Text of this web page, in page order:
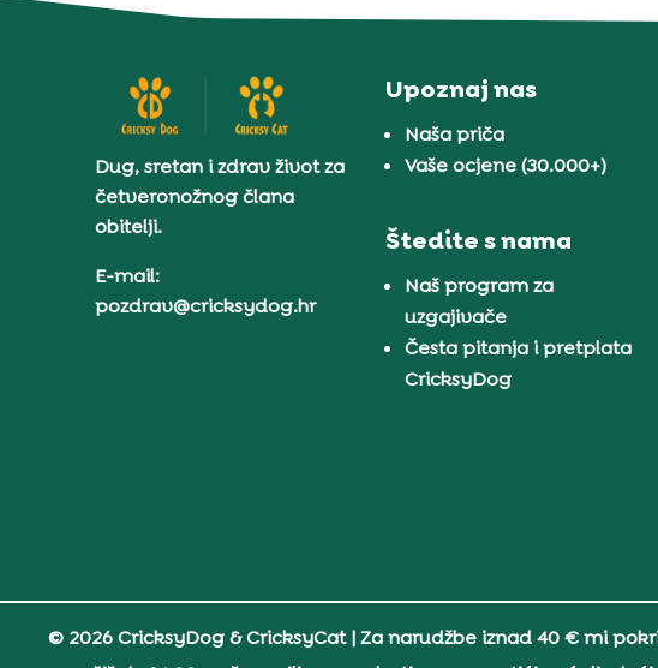
Dug, sretan i zdrav život za
četveronožnog člana
obitelji.
E-mail:
pozdrav@cricksydog.hr
Upoznaj nas
Naša priča
Vaše ocjene (30.000+)
Štedite s nama
Naš program za
uzgajivače
Česta pitanja i pretplata
CricksyDog
© 2026 CricksyDog & CricksyCat| Za narudžbe iznad 40 € mi